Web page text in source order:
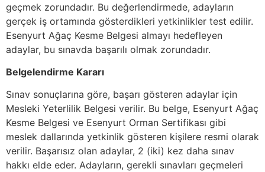
geçmek zorundadır. Bu değerlendirmede, adayların
gerçek iş ortamında gösterdikleri yetkinlikler test edilir.
Esenyurt Ağaç Kesme Belgesi almayı hedefleyen
adaylar, bu sınavda başarılı olmak zorundadır.
Belgelendirme Kararı
Sınav sonuçlarına göre, başarı gösteren adaylar için
Mesleki Yeterlilik Belgesi verilir. Bu belge, Esenyurt Ağaç
Kesme Belgesi ve Esenyurt Orman Sertifikası gibi
meslek dallarında yetkinlik gösteren kişilere resmi olarak
verilir. Başarısız olan adaylar, 2 (iki) kez daha sınav
hakkı elde eder. Adayların, gerekli sınavları geçmeleri